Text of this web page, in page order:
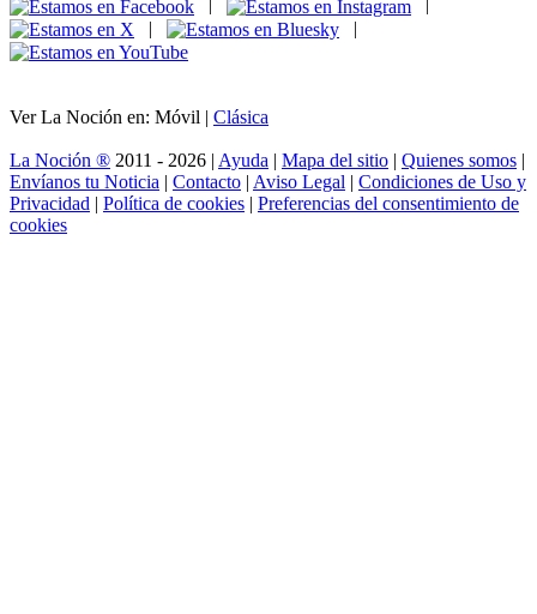
|
|
Ver La Noción en: Móvil | Clásica
La Noción ® 2011 - 2026 | Ayuda | Mapa del sitio | Quienes somos |
Envíanos tu Noticia | Contacto | Aviso Legal | Condiciones de Uso y
Privacidad | Política de cookies | Preferencias del consentimiento de
cookies